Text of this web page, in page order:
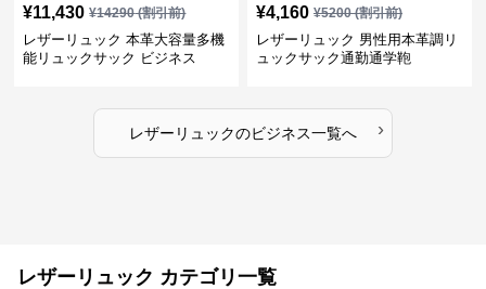
¥11,430 ¥14290(割引前)
レザーリュック 本革大容量多機
能リュックサック ビジネス
¥4,160 ¥5200(割引前)
レザーリュック 男性用本革調リ
ュックサック通勤通学鞄
レザーリュックのビジネス一覧へ ›
レザーリュック カテゴリ一覧